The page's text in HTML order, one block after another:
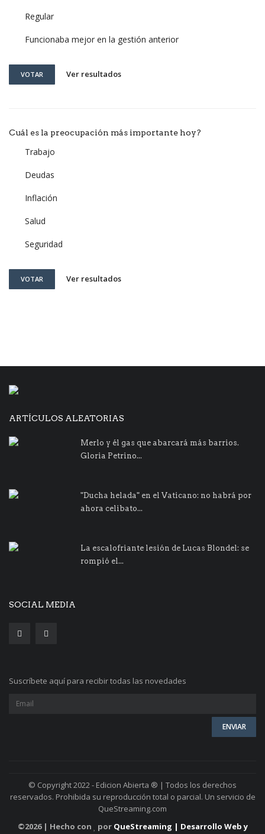
Regular
Funcionaba mejor en la gestión anterior
VOTAR Ver resultados
Cuál es la preocupación más importante hoy?
Trabajo
Deudas
Inflación
Salud
Seguridad
VOTAR Ver resultados
ARTÍCULOS ALEATORIAS
Merlo y él gas que abarcará más barrios.
Gloria Petrino...
"Ducha helada" en el Vaticano: no habrá por
ahora celibato...
La escalofriante lesión de Lucas Blondel: se
rompió el...
SOCIAL MEDIA
Suscríbete aquí para recibir todas las novedades
© Copyright 2022 - Edicion Abierta ® | Todos los derechos
reservados. Prohibida su reproducción total o parcial. Un servicio de
QueStreaming.com
©2026 | Hecho con por QueStreaming | Desarrollo Web y